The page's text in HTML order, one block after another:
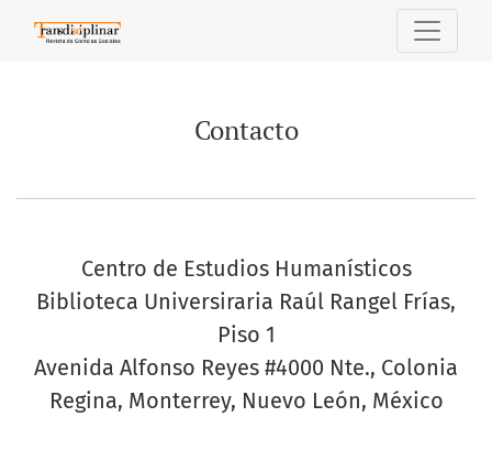
Contacto
Centro de Estudios Humanísticos
Biblioteca Universiraria Raúl Rangel Frías,
Piso 1
Avenida Alfonso Reyes #4000 Nte., Colonia
Regina, Monterrey, Nuevo León, México